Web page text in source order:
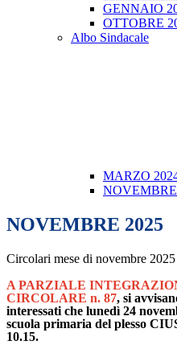
GENNAIO
OTTOBRE
Albo Sindacale
MARZO
NOVEMBRE 2025
Circolari mese di novembre
A PARZIALE
CIRCOLARE n. 87, si
interessati che lunedì 24
scuola primaria del plesso
10.15.